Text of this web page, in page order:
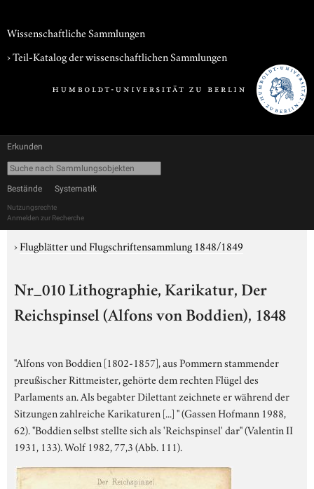
Wissenschaftliche Sammlungen
› Teil-Katalog der wissenschaftlichen Sammlungen
Erkunden
Bestände Systematik
Nutzungsrechte
Anmelden zur Recherche
›Flugblätter und Flugschriftensammlung 1848/1849
Nr_010 Lithographie, Karikatur, Der
Reichspinsel (Alfons von Boddien), 1848
"Alfons von Boddien [1802-1857], aus Pommern stammender
preußischer Rittmeister, gehörte dem rechten Flügel des
Parlaments an. Als begabter Dilettant zeichnete er während der
Sitzungen zahlreiche Karikaturen [...] " (Gassen Hofmann 1988,
62). "Boddien selbst stellte sich als 'Reichspinsel' dar" (Valentin II
1931, 133). Wolf 1982, 77,3 (Abb. 111).